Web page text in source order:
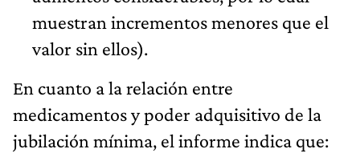
muestran incrementos menores que el
valor sin ellos).
En cuanto a la relación entre
medicamentos y poder adquisitivo de la
jubilación mínima, el informe indica que: